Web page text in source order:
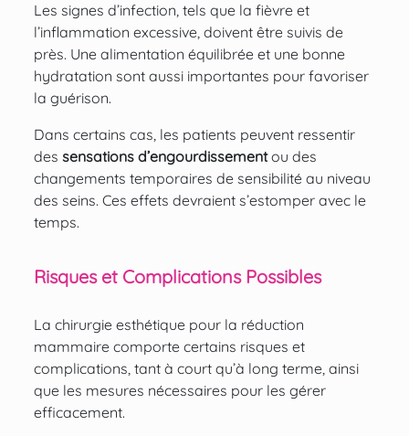
Les signes d’infection, tels que la fièvre et
l’inflammation excessive, doivent être suivis de
près. Une alimentation équilibrée et une bonne
hydratation sont aussi importantes pour favoriser
la guérison.
Dans certains cas, les patients peuvent ressentir
des sensations d’engourdissementou des
changements temporaires de sensibilité au niveau
des seins. Ces effets devraient s’estomper avec le
temps.
Risques et Complications Possibles
La chirurgie esthétique pour la réduction
mammaire comporte certains risques et
complications, tant à court qu’à long terme, ainsi
que les mesures nécessaires pour les gérer
efficacement.